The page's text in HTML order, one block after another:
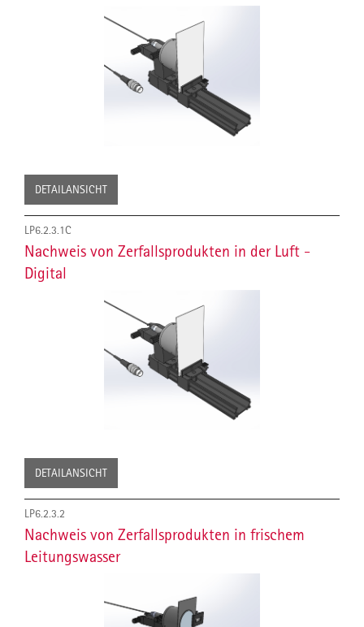
DETAILANSICHT
LP6.2.3.1C
Nachweis von Zerfallsprodukten in der Luft -
Digital
DETAILANSICHT
LP6.2.3.2
Nachweis von Zerfallsprodukten in frischem
Leitungswasser